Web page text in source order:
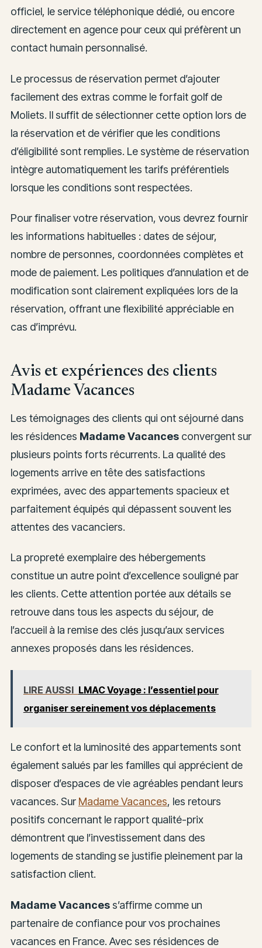
officiel, le service téléphonique dédié, ou encore
directement en agence pour ceux qui préfèrent un
contact humain personnalisé.
Le processus de réservation permet d’ajouter
facilement des extras comme le forfait golf de
Moliets. Il suffit de sélectionner cette option lors de
la réservation et de vérifier que les conditions
d’éligibilité sont remplies. Le système de réservation
intègre automatiquement les tarifs préférentiels
lorsque les conditions sont respectées.
Pour finaliser votre réservation, vous devrez fournir
les informations habituelles : dates de séjour,
nombre de personnes, coordonnées complètes et
mode de paiement. Les politiques d’annulation et de
modification sont clairement expliquées lors de la
réservation, offrant une flexibilité appréciable en
cas d’imprévu.
Avis et expériences des clients
Madame Vacances
Les témoignages des clients qui ont séjourné dans
les résidences Madame Vacancesconvergent sur
plusieurs points forts récurrents. La qualité des
logements arrive en tête des satisfactions
exprimées, avec des appartements spacieux et
parfaitement équipés qui dépassent souvent les
attentes des vacanciers.
La propreté exemplaire des hébergements
constitue un autre point d’excellence souligné par
les clients. Cette attention portée aux détails se
retrouve dans tous les aspects du séjour, de
l’accueil à la remise des clés jusqu’aux services
annexes proposés dans les résidences.
LIRE AUSSI LMAC Voyage : l’essentiel pour
organiser sereinement vos déplacements
Le confort et la luminosité des appartements sont
également salués par les familles qui apprécient de
disposer d’espaces de vie agréables pendant leurs
vacances. Sur Madame Vacances, les retours
positifs concernant le rapport qualité-prix
démontrent que l’investissement dans des
logements de standing se justifie pleinement par la
satisfaction client.
Madame Vacancess’affirme comme un
partenaire de confiance pour vos prochaines
vacances en France. Avec ses résidences de